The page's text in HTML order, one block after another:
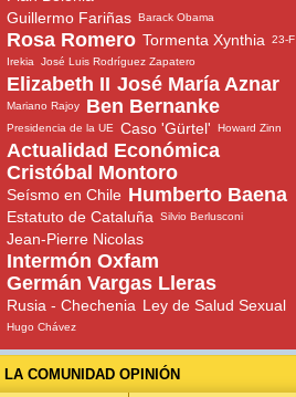
Guillermo Fariñas Barack Obama
Rosa Romero Tormenta Xynthia
23-F
Irekia
José Luis Rodríguez Zapatero
Elizabeth II José María Aznar
Mariano Rajoy Ben Bernanke
Presidencia de la UE Caso 'Gürtel' Howard Zinn
Actualidad Económica
Cristóbal Montoro
Seísmo en Chile Humberto Baena
Estatuto de Cataluña Silvio Berlusconi
Jean-Pierre Nicolas
Intermón Oxfam
Germán Vargas Lleras
Rusia - Chechenia Ley de Salud Sexual
Hugo Chávez
LA COMUNIDAD OPINIÓN